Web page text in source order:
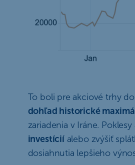
To boli pre akciové trhy
dohľad historické maximá
zariadenia v Iráne.
investíciíalebo zvýšiť
dosiahnutia lepšieho